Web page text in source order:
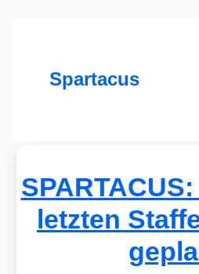
Spartacus
letzten